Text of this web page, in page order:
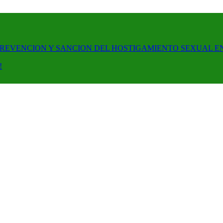
Y SANCION DEL HOSTIGAMIENTO SEXUAL